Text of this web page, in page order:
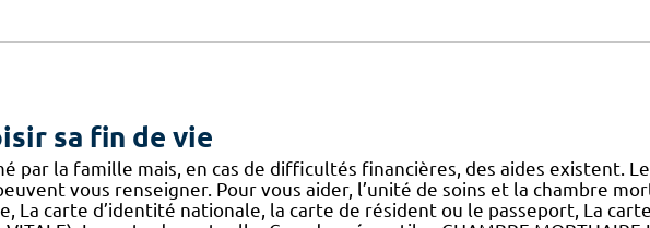
sa fin de vie
par la famille mais, en cas de difficultés financières, des aides existent.
vous renseigner. Pour vous aider, l’unité de soins et la chambre
La carte d’identité nationale, la carte de résident ou le passeport, La